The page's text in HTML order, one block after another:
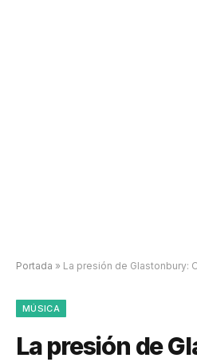
Portada » La presión de Glastonbury: Olivia
MÚSICA
La presión de